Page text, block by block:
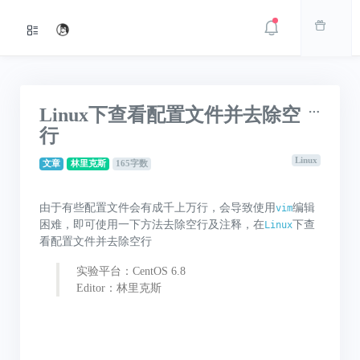
Linux下查看配置文件并去除空
行
文章 林里克斯 165字数 Linux
由于有些配置文件会有成千上万行，会导致使用vim编辑
困难，即可使用一下方法去除空行及注释，在Linux下查
看配置文件并去除空行
实验平台：CentOS 6.8
Editor：林里克斯